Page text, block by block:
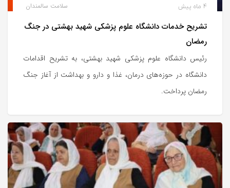
سلامت سالمندان 4 ماه پیش
تشریح خدمات دانشگاه علوم پزشکی شهید بهشتی در جنگ
رمضان
رئیس دانشگاه علوم پزشکی شهید بهشتی، به تشریح اقدامات
دانشگاه در حوزه‌های درمان، غذا و دارو و بهداشت از آغاز جنگ
رمضان پرداخت.